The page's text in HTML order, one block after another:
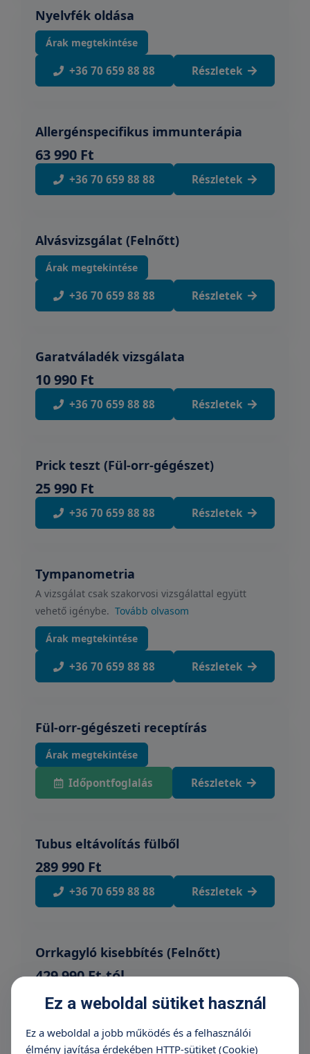
Nyelvfék oldása
Árak megtekintése
+36 70 659 88 88 Részletek
Allergénspecifikus immunterápia
63 990 Ft
+36 70 659 88 88 Részletek
Alvásvizsgálat (Felnőtt)
Árak megtekintése
+36 70 659 88 88 Részletek
Garatváladék vizsgálata
10 990 Ft
+36 70 659 88 88 Részletek
Prick teszt (Fül-orr-gégészet)
25 990 Ft
+36 70 659 88 88 Részletek
Tympanometria
A vizsgálat csak szakorvosi vizsgálattal együtt
vehető igénybe. Tovább olvasom
Árak megtekintése
+36 70 659 88 88 Részletek
Fül-orr-gégészeti receptírás
Árak megtekintése
Időpontfoglalás Részletek
Tubus eltávolítás fülből
289 990 Ft
+36 70 659 88 88 Részletek
Orrkagyló kisebbítés (Felnőtt)
429 990 Ft-tól
+36 70 659 88 88 Részletek
Ez a weboldal sütiket használ
Ez a weboldal a jobb működés és a felhasználói
élmény javítása érdekében HTTP-sütiket (Cookie)